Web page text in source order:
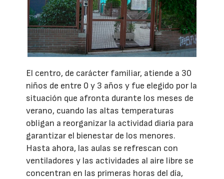
El centro, de carácter familiar, atiende a 30
niños de entre 0 y 3 años y fue elegido por la
situación que afronta durante los meses de
verano, cuando las altas temperaturas
obligan a reorganizar la actividad diaria para
garantizar el bienestar de los menores.
Hasta ahora, las aulas se refrescan con
ventiladores y las actividades al aire libre se
concentran en las primeras horas del día,